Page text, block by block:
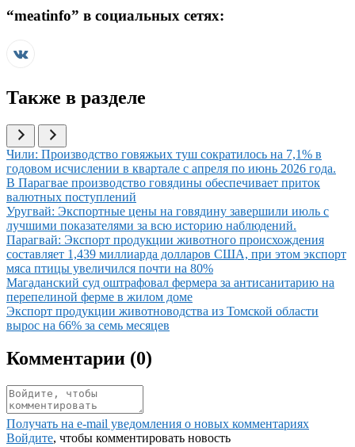
“meatinfo” в социальных сетях:
Также в разделе
Иллюстрация новости
Чили: Производство говяжьих туш сократилось на 7,1% в
годовом исчислении в квартале с апреля по июнь 2026 года.
Иллюстрация новости
В Парагвае производство говядины обеспечивает приток
валютных поступлений
Иллюстрация новости
Уругвай: Экспортные цены на говядину завершили июль с
лучшими показателями за всю историю наблюдений.
Иллюстрация новости
Парагвай: Экспорт продукции животного происхождения
составляет 1,439 миллиарда долларов США, при этом экспорт
мяса птицы увеличился почти на 80%
Иллюстрация новости
Магаданский суд оштрафовал фермера за антисанитарию на
перепелиной ферме в жилом доме
Иллюстрация новости
Экспорт продукции животноводства из Томской области
вырос на 66% за семь месяцев
Комментарии (0)
Получать на e‑mail уведомления о новых комментариях
Войдите, чтобы комментировать новость